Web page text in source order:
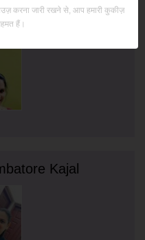
Kajal
करना जारी रखने से, आप हमारी कुकीज़
हैं।